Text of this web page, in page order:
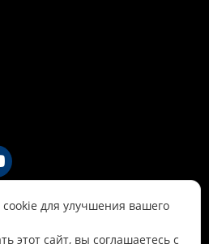
для улучшения вашего
этот сайт, вы соглашаетесь с